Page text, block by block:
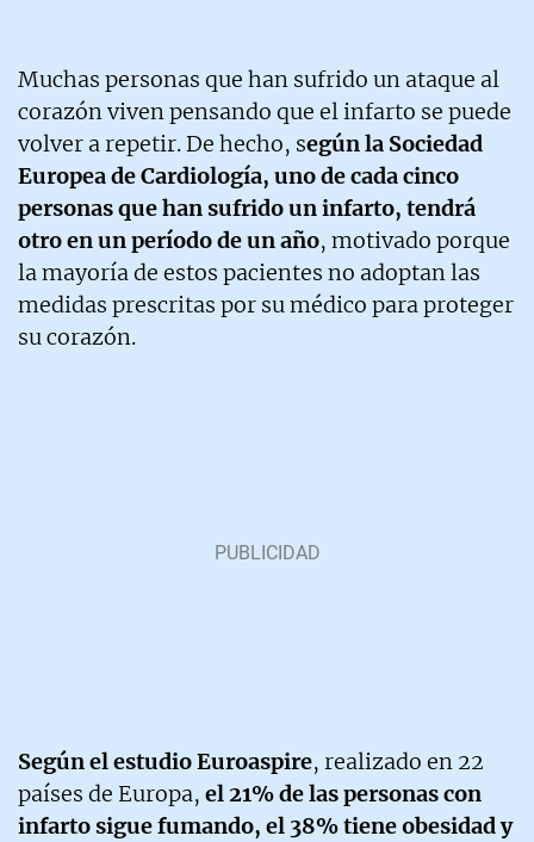
Muchas personas que han sufrido un ataque al
corazón viven pensando que el infarto se puede
volver a repetir. De hecho, según la Sociedad
Europea de Cardiología, uno de cada cinco
personas que han sufrido un infarto, tendrá
otro en un período de un año, motivado porque
la mayoría de estos pacientes no adoptan las
medidas prescritas por su médico para proteger
su corazón.
Según el estudio Euroaspire, realizado en 22
países de Europa, el 21% de las personas con
infarto sigue fumando, el 38% tiene obesidad y